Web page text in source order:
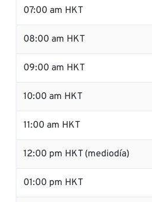
07:00 am HKT
08:00 am HKT
09:00 am HKT
10:00 am HKT
11:00 am HKT
12:00 pm HKT (mediodía)
01:00 pm HKT